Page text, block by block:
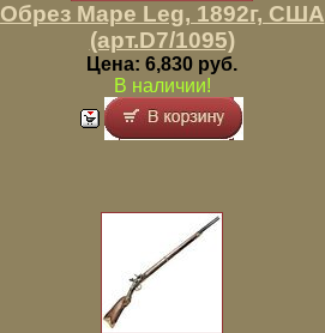
Обрез Маре Leg, 1892г, США
(арт.D7/1095)
Цена: 6,830 руб.
В наличии!